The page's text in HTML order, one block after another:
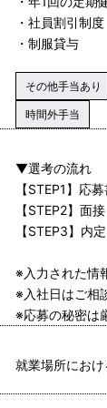
・社員割引制度
・制服貸与
その他手当あり
時間外手当
▼選考の流れ
【STEP1】応
【STEP2】面接
【STEP3】内定
※入力された情
※入社日はご相
※応募の秘密は
就業場所にお